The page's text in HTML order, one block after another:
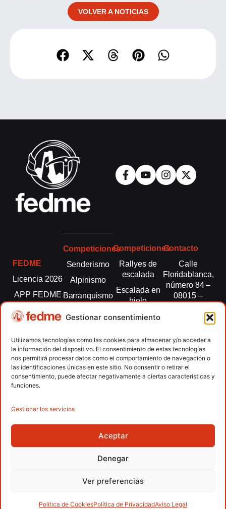
Gestionar consentimiento
Utilizamos tecnologías como las cookies para almacenar y/o acceder a
la información del dispositivo. El consentimiento de estas tecnologías
nos permitirá procesar datos como el comportamiento de navegación o
las identificaciones únicas en este sitio. No consentir o retirar el
consentimiento, puede afectar negativamente a ciertas características y
funciones.
Gestionar los servicios
Aceptar
Denegar
Ver preferencias
Política de CookiesPolítica de PrivacidadAviso Legal
VOLVER A NOTICIAS
FEDME
Licencia 2026
APP FEDME
Transparencia
autonómicas
Clubes
Contacto
Competiciones
Senderismo
Alpinismo
Barranquismo
montaña
Escalada
Escalada
paralimpica
Competiciones
Rallyes de
escalada
Escalada en
hielo
Esquí de
Marcha
Nórdica
Raquetas de
nieve
Contacto
Calle
Floridablanca,
número 84 –
08015 –
fedme@fedme.es
934 264 267
Copyright © 2026 Federación Española de Deportes de
Montaña y Escalada | Desarrollado porTOOOLS
Política de Privacidad APPAccesibilidad